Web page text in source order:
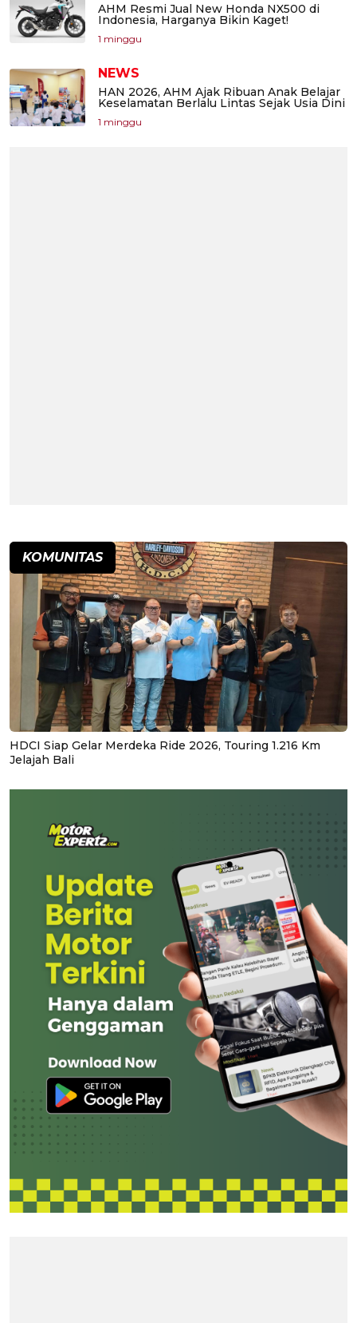
AHM Resmi Jual New Honda NX500 di
Indonesia, Harganya Bikin Kaget!
1 minggu
NEWS
HAN 2026, AHM Ajak Ribuan Anak Belajar
Keselamatan Berlalu Lintas Sejak Usia Dini
1 minggu
KOMUNITAS
HDCI Siap Gelar Merdeka Ride 2026, Touring 1.216 Km
Jelajah Bali